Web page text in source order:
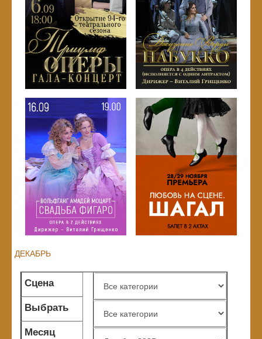
ДЕКАБРЬ
Сцена
Выбрать
жанр
Месяц